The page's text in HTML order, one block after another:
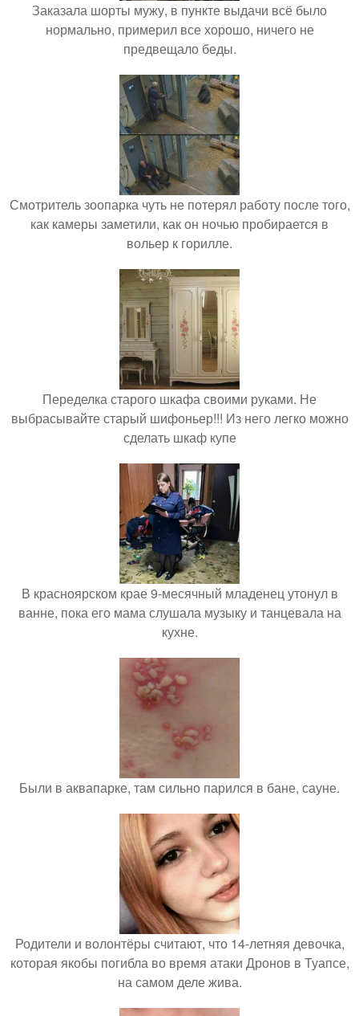
Заказала шорты мужу, в пункте выдачи всё было
нормально, примерил все хорошо, ничего не
предвещало беды.
Смотритель зоопарка чуть не потерял работу после того,
как камеры заметили, как он ночью пробирается в
вольер к горилле.
Переделка старого шкафа своими руками. Не
выбрасывайте старый шифоньер!!! Из него легко можно
сделать шкаф купе
В красноярском крае 9-месячный младенец утонул в
ванне, пока его мама слушала музыку и танцевала на
кухне.
Были в аквапарке, там сильно парился в бане, сауне.
Родители и волонтёры считают, что 14-летняя девочка,
которая якобы погибла во время атаки Дронов в Туапсе,
на самом деле жива.